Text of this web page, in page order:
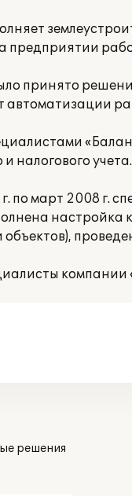
предприятии
принято
налогового учета.
по март 2008 г.
настройка
объектов),
решения